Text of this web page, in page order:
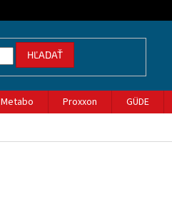
HĽADAŤ
Metabo Proxxon GÜDE